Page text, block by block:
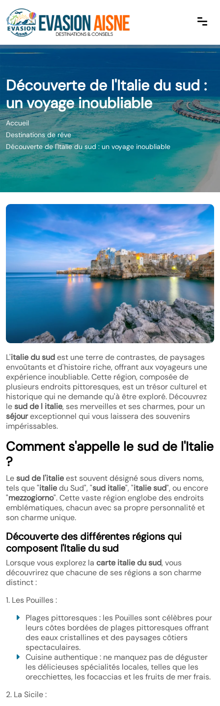
Découverte de l'Italie du sud :
un voyage inoubliable
Accueil
Destinations de rêve
Découverte de l'Italie du sud : un voyage inoubliable
L'italie du sudest une terre de contrastes, de paysages
envoûtants et d'histoire riche, offrant aux voyageurs une
expérience inoubliable. Cette région, composée de
plusieurs endroits pittoresques, est un trésor culturel et
historique qui ne demande qu'à être exploré. Découvrez
lesud de l italie, ses merveilles et ses charmes, pour un
séjourexceptionnel qui vous laissera des souvenirs
impérissables.
Comment s'appelle le sud de l'Italie
?
Lesud de l'italieest souvent désigné sous divers noms,
tels que "italiedu Sud", "sud italie", "italie sud", ou encore
"mezzogiorno". Cette vaste région englobe des endroits
emblématiques, chacun avec sa propre personnalité et
son charme unique.
Découverte des différentes régions qui
composent l'Italie du sud
Lorsque vous explorez la carte italie du sud, vous
découvrirez que chacune de ses régions a son charme
distinct :
1. Les Pouilles :
Plages pittoresques : les Pouilles sont célèbres pour
leurs côtes bordées de plages pittoresques offrant
des eaux cristallines et des paysages côtiers
spectaculaires.
Cuisine authentique : ne manquez pas de déguster
les délicieuses spécialités locales, telles que les
orecchiettes, les focaccias et les fruits de mer frais.
2. La Sicile :